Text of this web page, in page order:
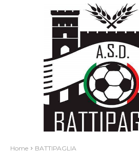
Home BATTIPAGLIA